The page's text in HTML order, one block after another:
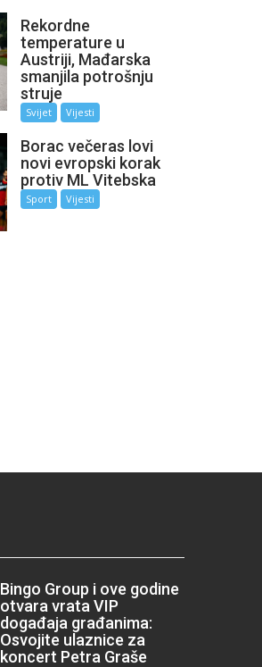
Rekordne
temperature u
Austriji, Mađarska
smanjila potrošnju
struje
Svijet Vijesti
Borac večeras lovi
novi evropski korak
protiv ML Vitebska
Sport Vijesti
Bingo Group i ove godine
otvara vrata VIP
događaja građanima:
Osvojite ulaznice za
koncert Petra Graše